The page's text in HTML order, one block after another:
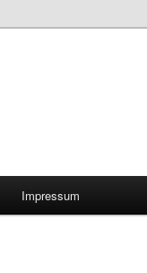
Impressum